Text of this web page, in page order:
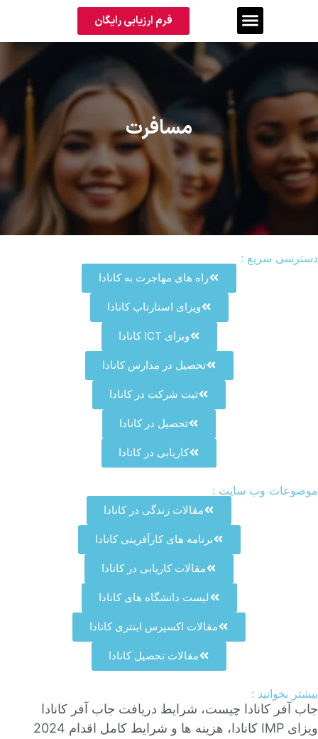
فرم ارزیابی رایگان
مسافرت
دسترسی سریع :
راه های مهاجرت به کانادا
ویزای استارتاپ کانادا
ویزای ICT کانادا
تحصیل در مدارس کانادا
ثبت شرکت در کانادا
تحصیل در کانادا
کاریابی در کانادا
موضوعات وب سایت :
مقالات زندگی در کانادا
برنامه های کارآفرینی کانادا
مقالات کاریابی در کانادا
لیست دانشگاه های کانادا
مقالات اکسپرس اینتری کانادا
مقالات تحصیل کانادا
بیشتر بخوانید :
جاب آفر کانادا چیست، شرایط دریافت جاب آفر کانادا
ویزای IMP کانادا، هزینه ها و شرایط کامل اقدام 2024